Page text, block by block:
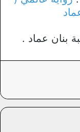
بنان عماد .